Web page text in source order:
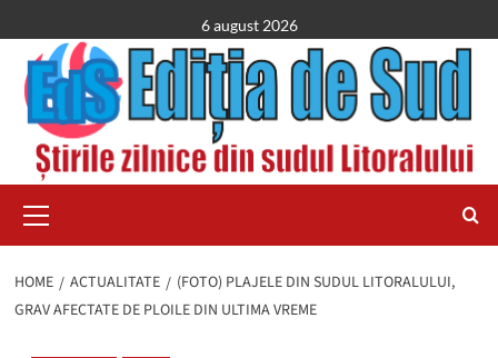
to
content
6 august 2026
Menu
HOME ACTUALITATE
(FOTO) PLAJELE DIN SUDUL LITORALULUI,
GRAV AFECTATE DE PLOILE DIN ULTIMA VREME